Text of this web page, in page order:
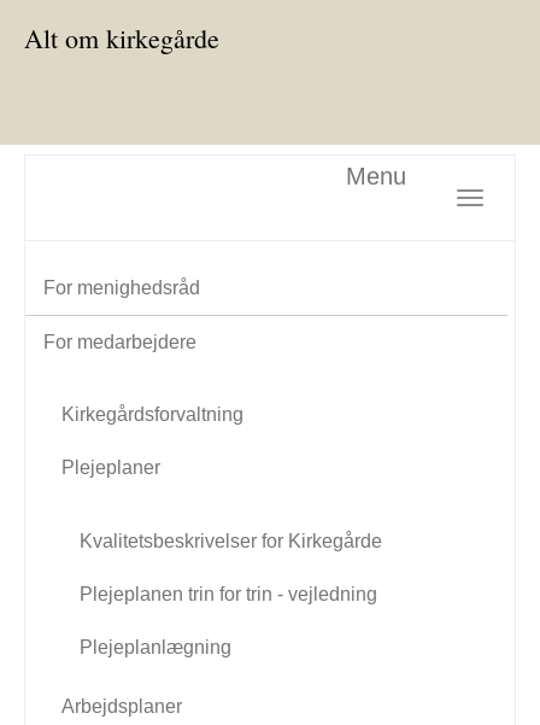
Alt om kirkegårde
Toggle
Menu
For menighedsråd
For medarbejdere
Kirkegårdsforvaltning
Plejeplaner
Kvalitetsbeskrivelser for Kirkegårde
Plejeplanen trin for trin - vejledning
Plejeplanlægning
Arbejdsplaner